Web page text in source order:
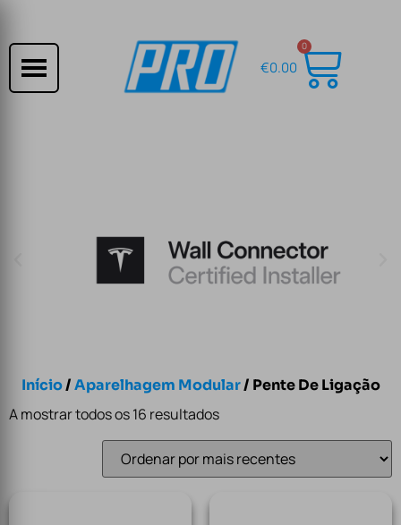
€0.00
0
Início/Aparelhagem Modular/ Pente De Ligação
A mostrar todos os 16 resultados